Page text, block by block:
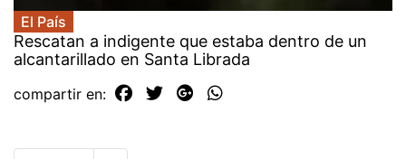
El País
Rescatan a indigente que estaba dentro de un
alcantarillado en Santa Librada
compartir en: